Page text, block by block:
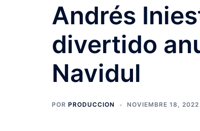
Andrés
divertido
Navidul
POR PRODUCCION NOVIEMBRE 18, 2022